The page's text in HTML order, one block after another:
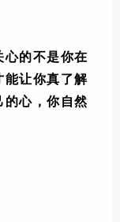
心的不是你在
能让你真了解
的心，你自然